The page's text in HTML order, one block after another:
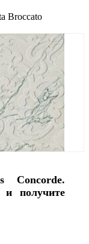
Broccato
и получите